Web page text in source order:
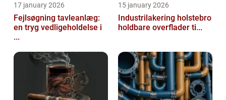
17 january 2026
Fejlsøgning tavleanlæg:
en tryg vedligeholdelse i
...
15 january 2026
Industrilakering holstebro
holdbare overflader ti...